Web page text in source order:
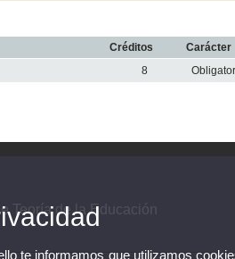
Créditos Carácter
8
Teoría de la Educación
te informamos que utilizamos